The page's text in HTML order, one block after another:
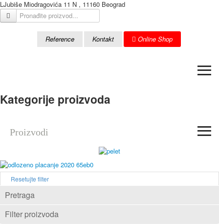
LJubiše Miodragovića 11 N , 11160 Beograd
Reference Kontakt Online Shop
≡
Kategorije proizvoda
Proizvodi ≡
Resetujte filter
Pretraga
Filter proizvoda